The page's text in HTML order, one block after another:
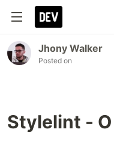
Jhony Walker
Posted on
Stylelint -